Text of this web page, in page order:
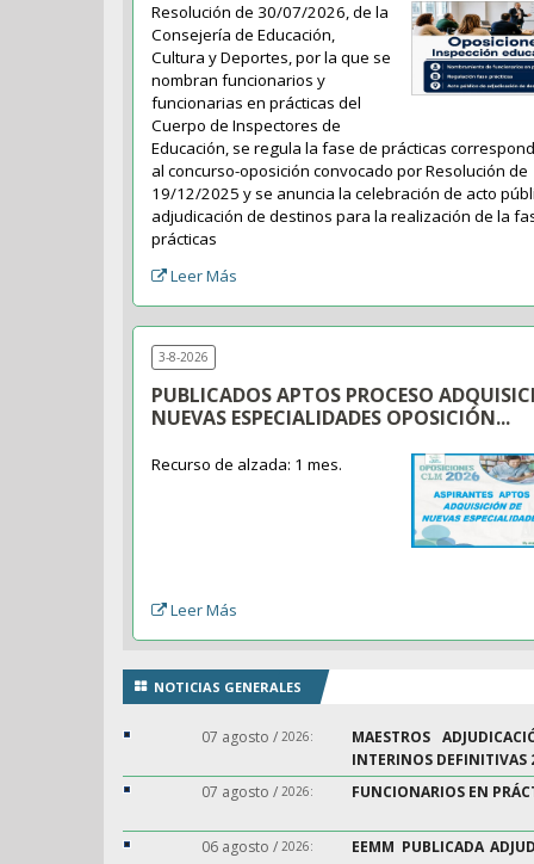
Resolución de 30/07/2026, de la
Consejería de Educación,
Cultura y Deportes, por la que se
nombran funcionarios y
funcionarias en prácticas del
Cuerpo de Inspectores de
Educación, se regula la fase de prácticas
al concurso-oposición convocado por Resolución de
19/12/2025 y se anuncia la celebración de acto
adjudicación de destinos para la realización de la
prácticas
Leer Más
3-8-2026
PUBLICADOS APTOS PROCESO
NUEVAS ESPECIALIDADES OPOSICIÓN...
Recurso de alzada: 1 mes.
Leer Más
NOTICIAS GENERALES
07 agosto / 2026:
MAESTROS
INTERINOS DEFINITIVAS
07 agosto / 2026: FUNCIONARIOS EN
06 agosto / 2026:
EEMM PUBLICADA